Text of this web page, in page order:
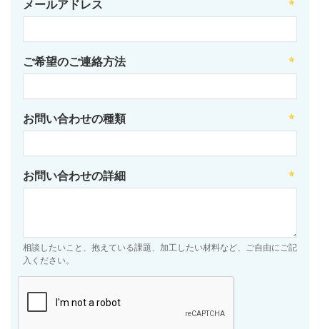
メールアドレス
ご希望のご連絡方法
お問い合わせの種類
お問い合わせの詳細
相談したいこと、抱えている課題、加工したい材料など、ご自由にご記
入ください。